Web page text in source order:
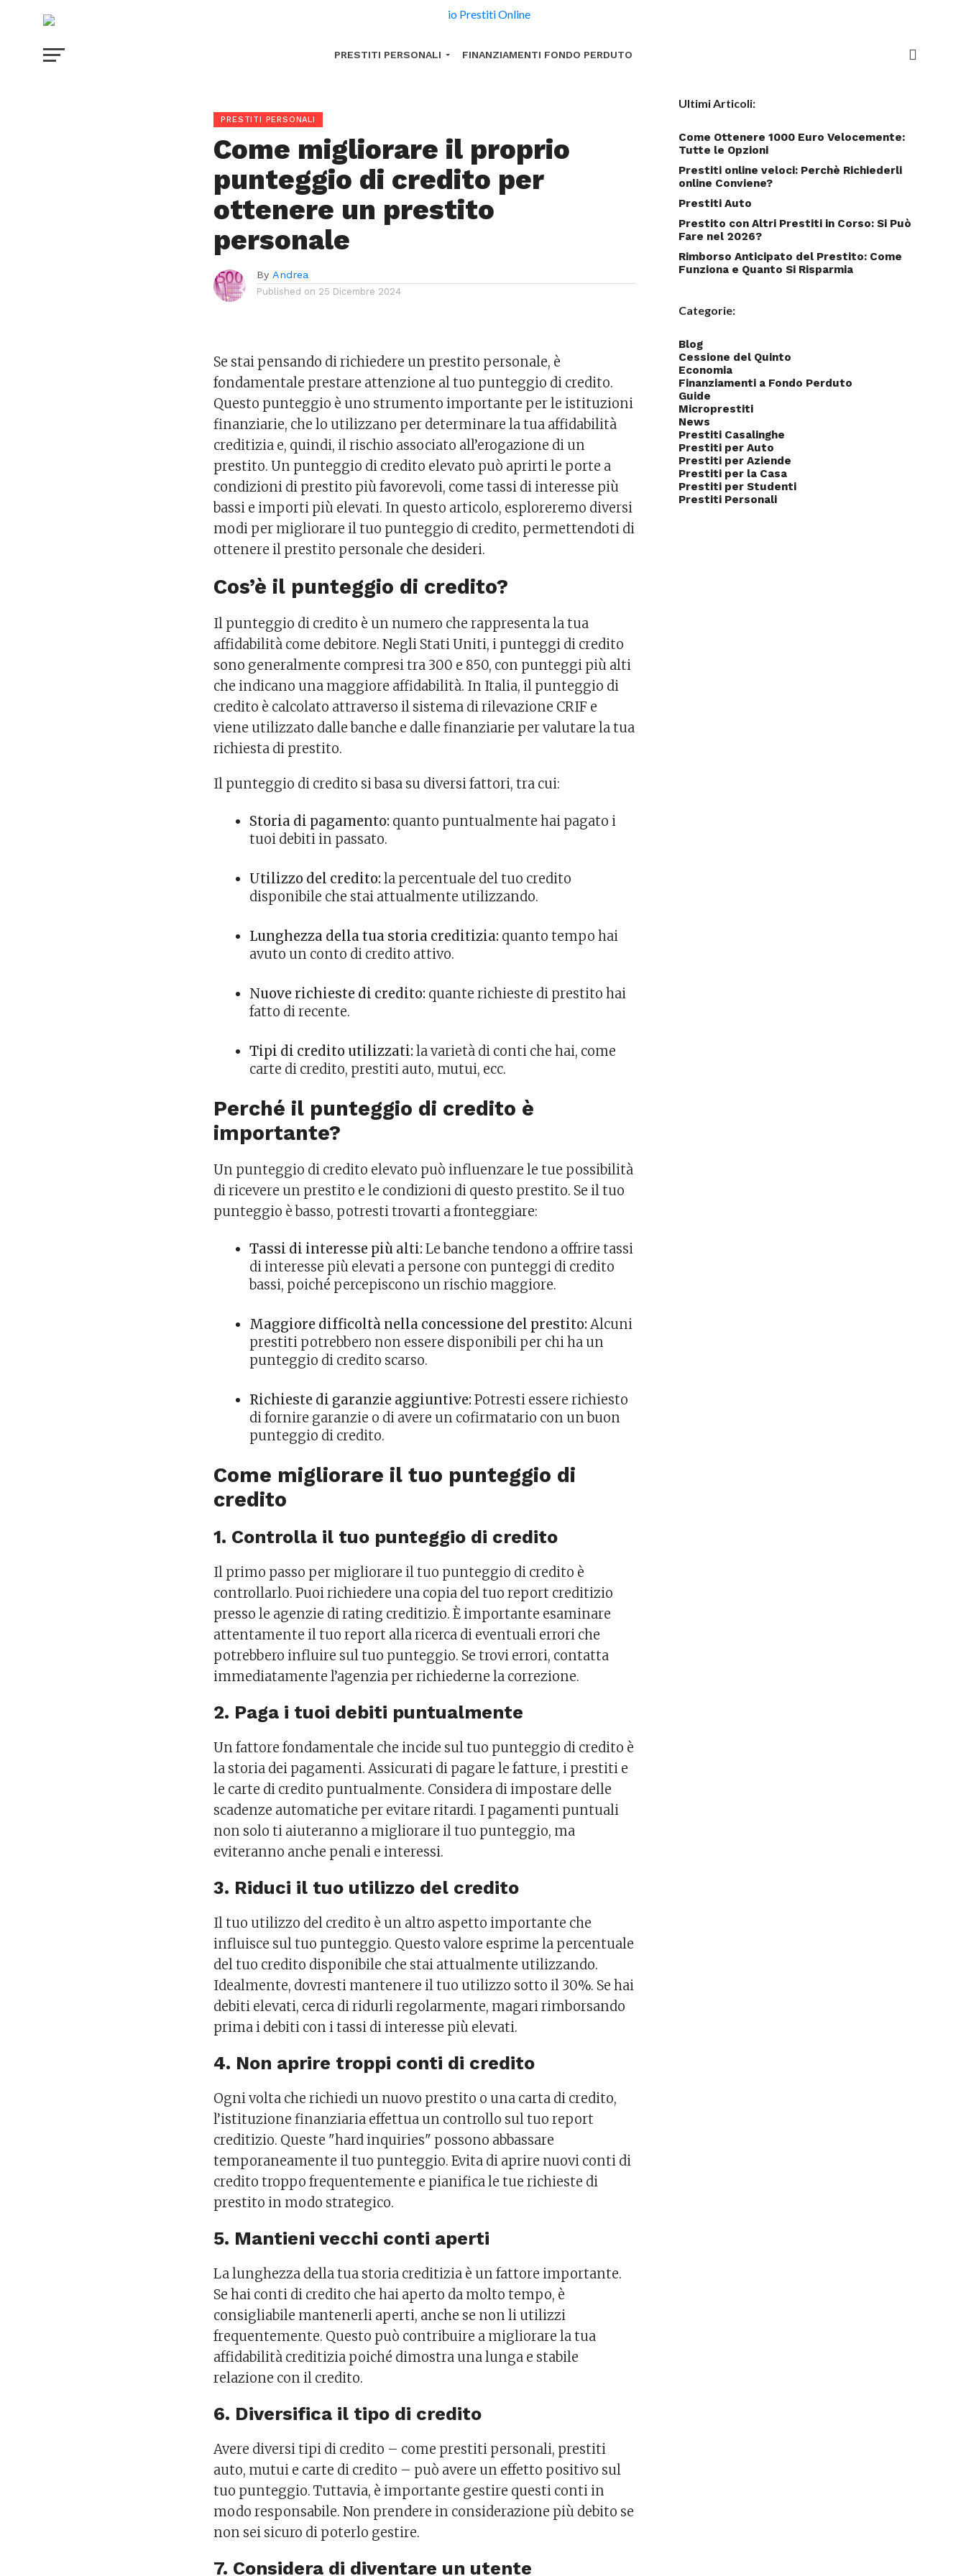
PRESTITI PERSONALI FINANZIAMENTI FONDO PERDUTO
PRESTITI PERSONALI
Come migliorare il proprio
punteggio di credito per
ottenere un prestito
personale
By Andrea
Published on 25 Dicembre 2024
Se stai pensando di richiedere un prestito personale, è
fondamentale prestare attenzione al tuo punteggio di credito.
Questo punteggio è uno strumento importante per le istituzioni
finanziarie, che lo utilizzano per determinare la tua affidabilità
creditizia e, quindi, il rischio associato all’erogazione di un
prestito. Un punteggio di credito elevato può aprirti le porte a
condizioni di prestito più favorevoli, come tassi di interesse più
bassi e importi più elevati. In questo articolo, esploreremo diversi
modi per migliorare il tuo punteggio di credito, permettendoti di
ottenere il prestito personale che desideri.
Cos’è il punteggio di credito?
Il punteggio di credito è un numero che rappresenta la tua
affidabilità come debitore. Negli Stati Uniti, i punteggi di credito
sono generalmente compresi tra 300 e 850, con punteggi più alti
che indicano una maggiore affidabilità. In Italia, il punteggio di
credito è calcolato attraverso il sistema di rilevazione CRIF e
viene utilizzato dalle banche e dalle finanziarie per valutare la tua
richiesta di prestito.
Il punteggio di credito si basa su diversi fattori, tra cui:
Storia di pagamento: quanto puntualmente hai pagato i
tuoi debiti in passato.
Utilizzo del credito: la percentuale del tuo credito
disponibile che stai attualmente utilizzando.
Lunghezza della tua storia creditizia: quanto tempo hai
avuto un conto di credito attivo.
Nuove richieste di credito: quante richieste di prestito hai
fatto di recente.
Tipi di credito utilizzati: la varietà di conti che hai, come
carte di credito, prestiti auto, mutui, ecc.
Perché il punteggio di credito è
importante?
Un punteggio di credito elevato può influenzare le tue possibilità
di ricevere un prestito e le condizioni di questo prestito. Se il tuo
punteggio è basso, potresti trovarti a fronteggiare:
Tassi di interesse più alti: Le banche tendono a offrire tassi
di interesse più elevati a persone con punteggi di credito
bassi, poiché percepiscono un rischio maggiore.
Maggiore difficoltà nella concessione del prestito: Alcuni
prestiti potrebbero non essere disponibili per chi ha un
punteggio di credito scarso.
Richieste di garanzie aggiuntive: Potresti essere richiesto
di fornire garanzie o di avere un cofirmatario con un buon
punteggio di credito.
Come migliorare il tuo punteggio di
credito
1. Controlla il tuo punteggio di credito
Il primo passo per migliorare il tuo punteggio di credito è
controllarlo. Puoi richiedere una copia del tuo report creditizio
presso le agenzie di rating creditizio. È importante esaminare
attentamente il tuo report alla ricerca di eventuali errori che
potrebbero influire sul tuo punteggio. Se trovi errori, contatta
immediatamente l’agenzia per richiederne la correzione.
2. Paga i tuoi debiti puntualmente
Un fattore fondamentale che incide sul tuo punteggio di credito è
la storia dei pagamenti. Assicurati di pagare le fatture, i prestiti e
le carte di credito puntualmente. Considera di impostare delle
scadenze automatiche per evitare ritardi. I pagamenti puntuali
non solo ti aiuteranno a migliorare il tuo punteggio, ma
eviteranno anche penali e interessi.
3. Riduci il tuo utilizzo del credito
Il tuo utilizzo del credito è un altro aspetto importante che
influisce sul tuo punteggio. Questo valore esprime la percentuale
del tuo credito disponibile che stai attualmente utilizzando.
Idealmente, dovresti mantenere il tuo utilizzo sotto il 30%. Se hai
debiti elevati, cerca di ridurli regolarmente, magari rimborsando
prima i debiti con i tassi di interesse più elevati.
4. Non aprire troppi conti di credito
Ogni volta che richiedi un nuovo prestito o una carta di credito,
l’istituzione finanziaria effettua un controllo sul tuo report
creditizio. Queste "hard inquiries" possono abbassare
temporaneamente il tuo punteggio. Evita di aprire nuovi conti di
credito troppo frequentemente e pianifica le tue richieste di
prestito in modo strategico.
5. Mantieni vecchi conti aperti
La lunghezza della tua storia creditizia è un fattore importante.
Se hai conti di credito che hai aperto da molto tempo, è
consigliabile mantenerli aperti, anche se non li utilizzi
frequentemente. Questo può contribuire a migliorare la tua
affidabilità creditizia poiché dimostra una lunga e stabile
relazione con il credito.
6. Diversifica il tipo di credito
Avere diversi tipi di credito – come prestiti personali, prestiti
auto, mutui e carte di credito – può avere un effetto positivo sul
tuo punteggio. Tuttavia, è importante gestire questi conti in
modo responsabile. Non prendere in considerazione più debito se
non sei sicuro di poterlo gestire.
7. Considera di diventare un utente
Ultimi Articoli:
Come Ottenere 1000 Euro Velocemente:
Tutte le Opzioni
Prestiti online veloci: Perchè Richiederli
online Conviene?
Prestiti Auto
Prestito con Altri Prestiti in Corso: Si Può
Fare nel 2026?
Rimborso Anticipato del Prestito: Come
Funziona e Quanto Si Risparmia
Categorie:
Blog
Cessione del Quinto
Economia
Finanziamenti a Fondo Perduto
Guide
Microprestiti
News
Prestiti Casalinghe
Prestiti per Auto
Prestiti per Aziende
Prestiti per la Casa
Prestiti per Studenti
Prestiti Personali